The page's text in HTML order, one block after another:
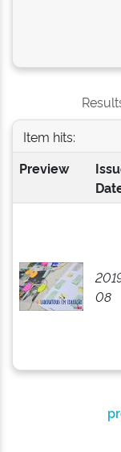
Item hits:
Preview
08